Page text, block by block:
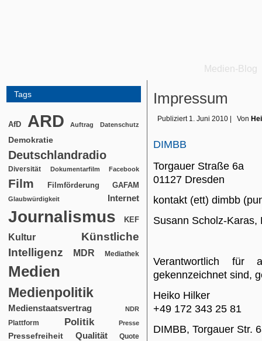
Medien-Blog
Tags
AfD ARD Auftrag Datenschutz
Demokratie
Deutschlandradio
Diversität Dokumentarfilm Facebook
Film Filmförderung GAFAM
Glaubwürdigkeit Internet
Journalismus KEF
Kultur
Künstliche
Intelligenz
MDR Mediathek
Medien
Medienpolitik
Medienstaatsvertrag NDR
Plattform Politik Presse
Pressefreiheit Qualität Quote
Impressum
Publiziert 1. Juni 2010 Von
DIMBB
Torgauer Straße 6a
01127 Dresden
kontakt (ett) dimbb
Susann Scholz-Karas,
Verantwortlich für
gekennzeichnet sind,
Heiko Hilker
+49 172 343 25 81
DIMBB, Torgauer Str.